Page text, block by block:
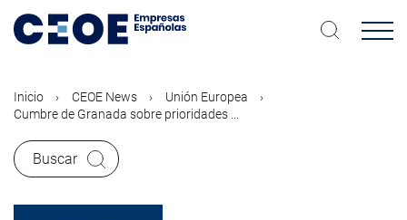
contenido
Inicio CEOE News
Unión Europea
Cumbre de Granada sobre prioridades ...
Buscar